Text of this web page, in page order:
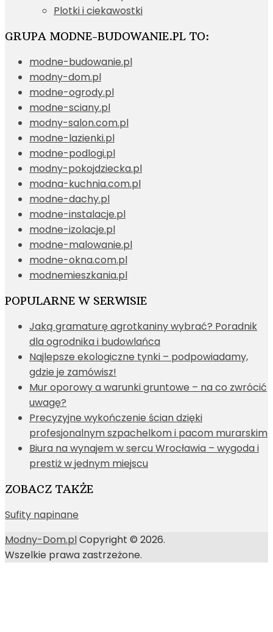
Plotki i ciekawostki
GRUPA MODNE-BUDOWANIE.PL TO:
modne-budowanie.pl
modny-dom.pl
modne-ogrody.pl
modne-sciany.pl
modny-salon.com.pl
modne-lazienki.pl
modne-podlogi.pl
modny-pokojdziecka.pl
modna-kuchnia.com.pl
modne-dachy.pl
modne-instalacje.pl
modne-izolacje.pl
modne-malowanie.pl
modne-okna.com.pl
modnemieszkania.pl
POPULARNE W SERWISIE
Jaką gramaturę agrotkaniny wybrać? Poradnik
dla ogrodnika i budowlańca
Najlepsze ekologiczne tynki – podpowiadamy,
gdzie je zamówisz!
Mur oporowy a warunki gruntowe – na co zwrócić
uwagę?
Precyzyjne wykończenie ścian dzięki
profesjonalnym szpachelkom i pacom murarskim
Biura na wynajem w sercu Wrocławia – wygoda i
prestiż w jednym miejscu
ZOBACZ TAKŻE
Sufity napinane
Modny-Dom.plCopyright © 2026.
Wszelkie prawa zastrzeżone.